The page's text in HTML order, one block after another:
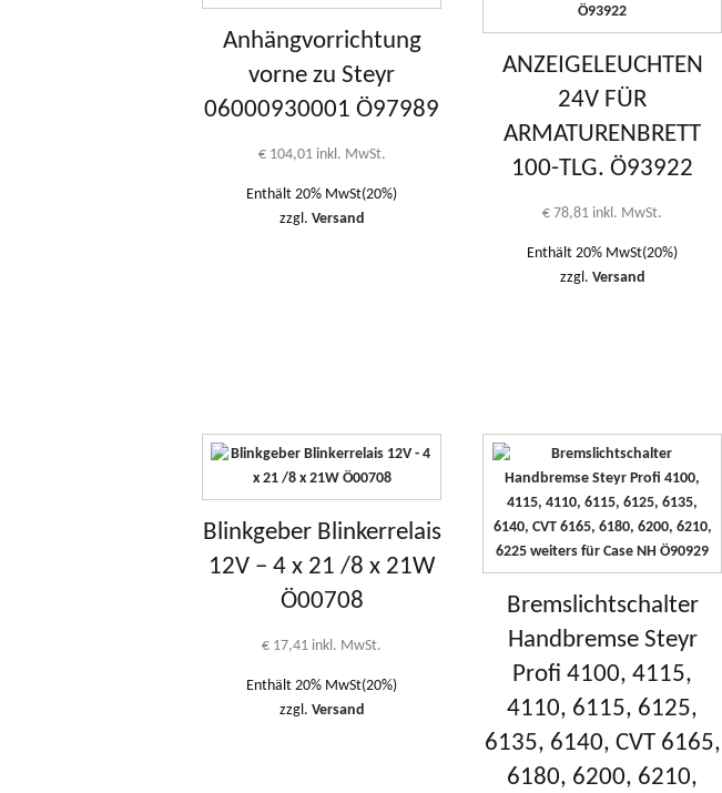
Anhängvorrichtung
vorne zu Steyr
06000930001 Ö97989
€104,01 inkl. MwSt.
Enthält 20% MwSt(20%)
zzgl. Versand
ANZEIGELEUCHTEN
24V FÜR
ARMATURENBRETT
100-TLG. Ö93922
€ 78,81 inkl. MwSt.
Enthält 20% MwSt(20%)
zzgl. Versand
Blinkgeber Blinkerrelais
12V – 4 x 21 /8 x 21W
Ö00708
€ 17,41 inkl. MwSt.
Enthält 20% MwSt(20%)
zzgl. Versand
Bremslichtschalter
Handbremse Steyr
Profi 4100, 4115,
4110, 6115, 6125,
6135, 6140, CVT 6165,
6180, 6200, 6210,